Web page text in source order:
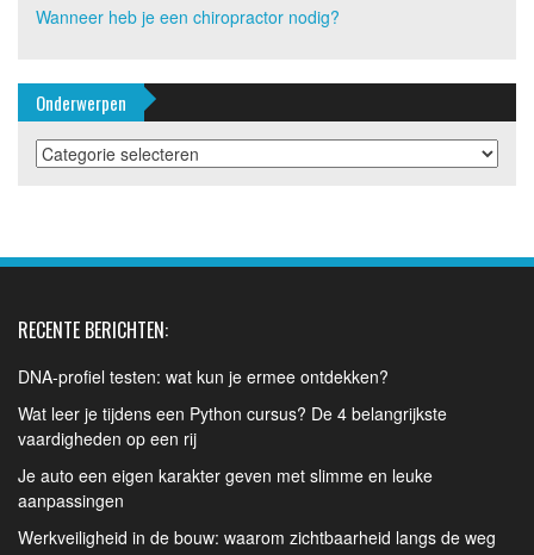
Wanneer heb je een chiropractor nodig?
Onderwerpen
Onderwerpen
RECENTE BERICHTEN:
DNA-profiel testen: wat kun je ermee ontdekken?
Wat leer je tijdens een Python cursus? De 4 belangrijkste
vaardigheden op een rij
Je auto een eigen karakter geven met slimme en leuke
aanpassingen
Werkveiligheid in de bouw: waarom zichtbaarheid langs de weg